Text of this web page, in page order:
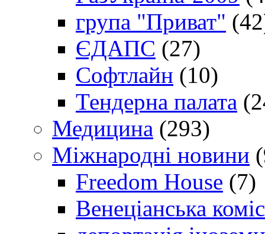
група "Приват"
ЄДАПС (27)
Софтлайн (10)
Тендерна палата
Медицина (293)
Міжнародні новини
Freedom House (7)
Венеціанська